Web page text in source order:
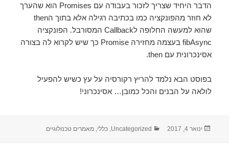
הדבר היחיד שצריך לזכור בעבודה עם Promises הוא שהערך
לא חוזר מהפונקציה כמו בכתיבה רגילה אלא בתוך הthen
שהוא למעשה החלופה לCallback המסורבל. הפונקציה
fibAsync בעצמה מחזירה Promise כך שיש לקרוא לה בצורה
אסינכרונית עם then.
בפוסט הבא נלמד להריץ רקורסיה על עץ כשיש להפעיל
לולאה על הבנים והכל כמובן… אסינכרוני!
פורסם
ינואר 4, 2017 קטגוריות
Uncategorized
,כללי ,מאמרים טכנולוגיים